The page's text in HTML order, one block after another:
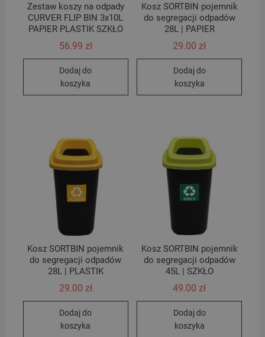
Zestaw koszy na odpady
CURVER FLIP BIN 3x10L
PAPIER PLASTIK SZKŁO
56.99 zł
Dodaj do
koszyka
Kosz SORTBIN pojemnik
do segregacji odpadów
28L | PAPIER
29.00zł
Dodaj do
koszyka
Kosz SORTBIN pojemnik
do segregacji odpadów
28L | PLASTIK
29.00 zł
Dodaj do
koszyka
Kosz SORTBIN pojemnik
do segregacji odpadów
45L | SZKŁO
49.00zł
Dodaj do
koszyka